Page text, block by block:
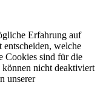
Erfahrung auf
entscheiden, welche
Cookies sind für die
nicht deaktiviert
unserer